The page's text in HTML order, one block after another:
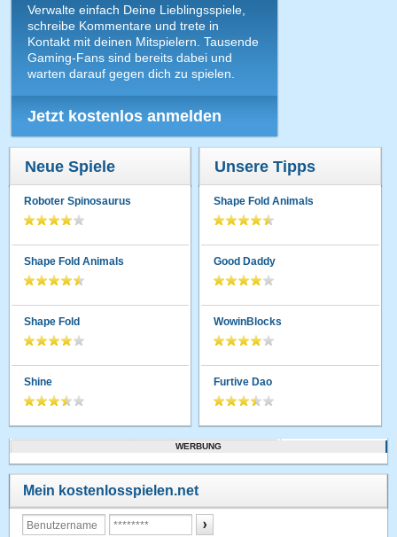
Verwalte einfach Deine Lieblingsspiele,
schreibe Kommentare und trete in
Kontakt mit deinen Mitspielern. Tausende
Gaming-Fans sind bereits dabei und
warten darauf gegen dich zu spielen.
Jetzt kostenlos anmelden
Neue Spiele
Roboter Spinosaurus
Shape Fold Animals
Shape Fold
Shine
Unsere Tipps
Shape Fold Animals
Good Daddy
WowinBlocks
Furtive Dao
WERBUNG
Mein kostenlosspielen.net